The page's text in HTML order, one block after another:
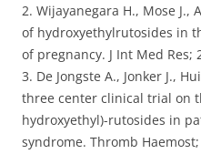
2. Wijayanegara H., Mose J.,
of hydroxyethylrutosides in
of pregnancy. J Int Med Res;
3. De Jongste A., Jonker J.,
three center clinical trial on
hydroxyethyl)-rutosides in
syndrome. Thromb Haemost;